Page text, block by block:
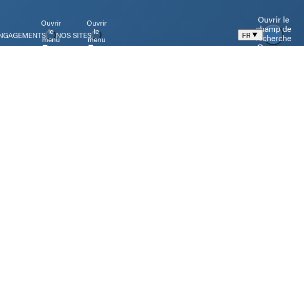
Ouvrir
le
menuNOS SITES
Ouvrir
le
menu
FR
Ouvrir le
champ de
recherche